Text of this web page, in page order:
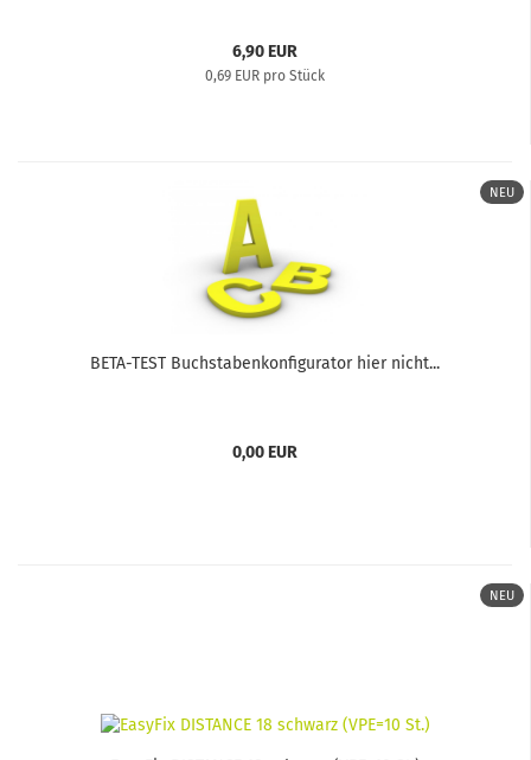
6,90 EUR
0,69 EUR pro Stück
NEU
BETA-TEST Buchstabenkonfigurator hier nicht...
0,00 EUR
NEU